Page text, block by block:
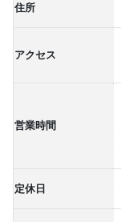
住所
アクセス
営業時間
定休日